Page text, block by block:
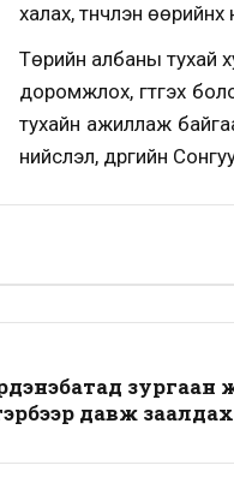
халах, түүнчлэн
Төрийн албаны тухай
доромжлох, гүтгэх
тухайн ажиллаж
нийслэл, дүүргийн
давж